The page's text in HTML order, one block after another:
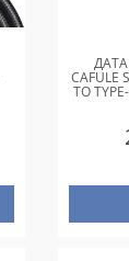
ДАТА
CAFULE
TO